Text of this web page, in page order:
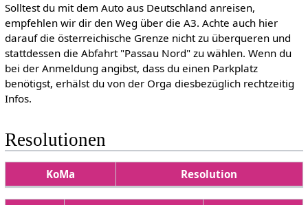
Solltest du mit dem Auto aus Deutschland anreisen,
empfehlen wir dir den Weg über die A3. Achte auch hier
darauf die österreichische Grenze nicht zu überqueren und
stattdessen die Abfahrt "Passau Nord" zu wählen. Wenn du
bei der Anmeldung angibst, dass du einen Parkplatz
benötigst, erhälst du von der Orga diesbezüglich rechtzeitig
Infos.
Resolutionen
KoMa Resolution